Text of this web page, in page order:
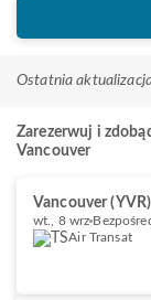
Ostatnia
Zarezerwuj i
Vancouver
Vancouver (YVR)
wt., 8 wrz
Air Transat